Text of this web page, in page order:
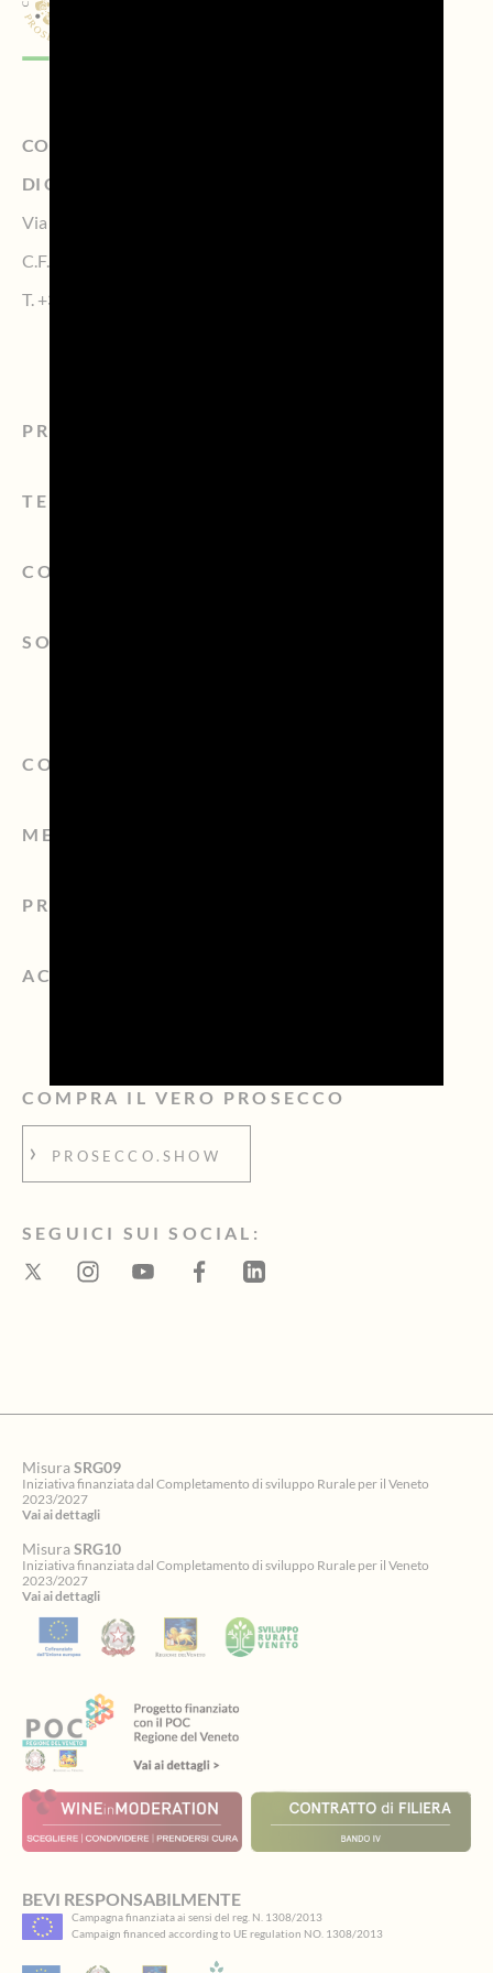
CONSORZIO DI TUTELA DELLA DENOMINAZIONE
DI ORIGINE CONTROLLATA PROSECCO
Via Calmaggiore, 23, 31100 TREVISO – Italy
C.F. 04339160261 – P.IVA 04484620267
T. +39 0422.1572383
PROSECCO
TERRITORIO
CONSORZIO
SOSTENIBILITÀ
CONTATTI
MEDIA ROOM
PRIVACY POLICY
ACCESSIBILITÀ
COMPRA IL VERO PROSECCO
PROSECCO.SHOW
SEGUICI SUI SOCIAL:
MisuraSRG09
Iniziativa finanziata dal Completamento di sviluppo Rurale per il Veneto
2023/2027
Vai ai dettagli
MisuraSRG10
Iniziativa finanziata dal Completamento di sviluppo Rurale per il Veneto
2023/2027
Vai ai dettagli
ti
accoglie
BEVI RESPONSABILMENTE
Campagna finanziata ai sensi del reg. N. 1308/2013
Campaign financed according to UE regulation NO. 1308/2013